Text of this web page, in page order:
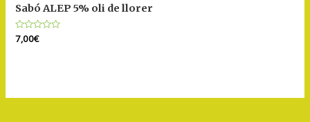
Sabó ALEP 5% oli de llorer
Puntuat
amb
7,00€